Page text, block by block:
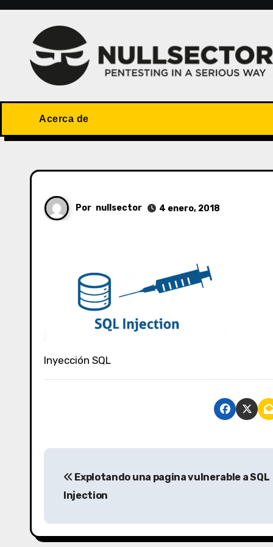
Saltar
contenido
Acerca de
Por nullsector 4 enero, 2018
Inyección SQL
e
Explotando una pagina vulnerable a SQL
Injection